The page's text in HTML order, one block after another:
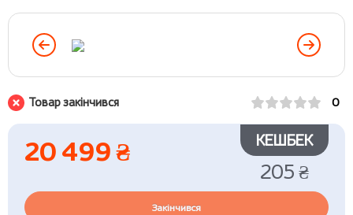
Товар закінчився 0
20 499 ₴ КЕШБЕК
205 ₴
Закінчився